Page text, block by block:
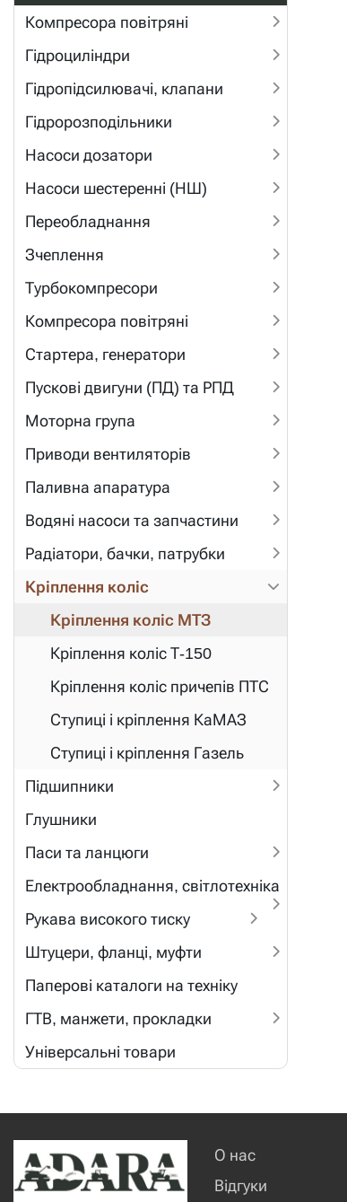
Компресора повітряні
Гідроциліндри
Гідропідсилювачі, клапани
Гідророзподільники
Насоси дозатори
Насоси шестеренні (НШ)
Переобладнання
Зчеплення
Турбокомпресори
Компресора повітряні
Стартера, генератори
Пускові двигуни (ПД) та РПД
Моторна група
Приводи вентиляторів
Паливна апаратура
Водяні насоси та запчастини
Радіатори, бачки, патрубки
Кріплення коліс
Кріплення коліс МТЗ
Кріплення коліс Т-150
Кріплення коліс причепів ПТС
Ступиці і кріплення КаМАЗ
Ступиці і кріплення Газель
Підшипники
Глушники
Паси та ланцюги
Електрообладнання, світлотехніка
Рукава високого тиску
Штуцери, фланці, муфти
Паперові каталоги на техніку
ГТВ, манжети, прокладки
Універсальні товари
О нас
Відгуки